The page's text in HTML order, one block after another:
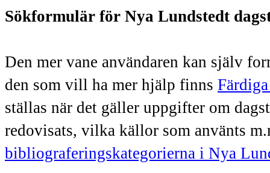
Sökformulär för Nya Lundstedt
Den mer vane användaren kan själv
den som vill ha mer hjälp finns
ställas när det gäller uppgifter om
redovisats, vilka källor som använts
bibliograferingskategorierna i Nya